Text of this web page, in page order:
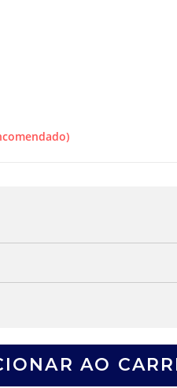
AO